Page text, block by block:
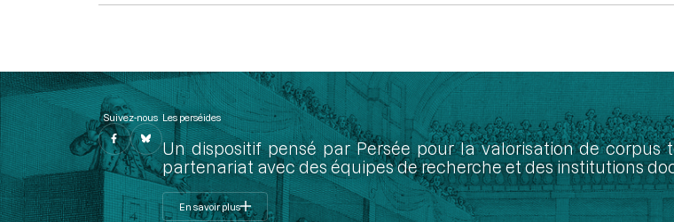
Suivez-nous Les perséides
Un dispositif pensé par Persée pour la valorisation de
partenariat avec des équipes de recherche et des institutions
En savoir plus